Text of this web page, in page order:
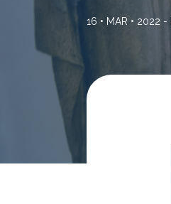
16 • MAR • 2022 -